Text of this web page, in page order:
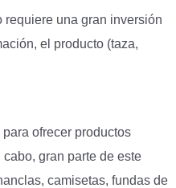
requiere una gran inversión
el producto (taza,
ofrecer productos
gran parte de este
camisetas, fundas de